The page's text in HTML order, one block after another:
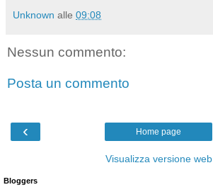
Unknown alle 09:08
Nessun commento:
Posta un commento
‹ Home page
Visualizza versione web
Bloggers